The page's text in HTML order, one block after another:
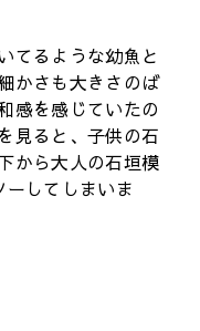
てるような幼魚と
かさも大きさのば
感を感じていたの
見ると、子供の石
から大人の石垣模
してしまいま